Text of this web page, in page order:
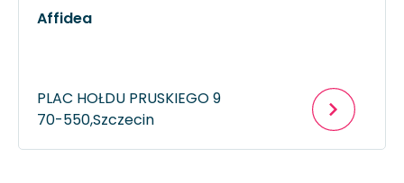
Affidea
PLAC HOŁDU PRUSKIEGO 9
70-550,Szczecin